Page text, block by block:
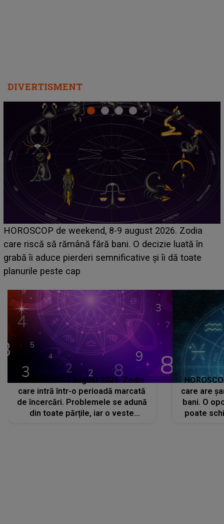
DIVERTISMENT
Emanuel a ținut ACEST DETALIU ASCUNS până
acum! În fața Alexandrei, concurentul din Casa Iubirii
face o MĂRTURISIRE NEAȘTEPTATĂ despre mama
sa: "I-am spus și ei în față, eu nu te iubesc pentru
HOROSCOP 7 august 2026. Zodia
care intră într-o perioadă marcată
de încercări. Problemele se adună
din toate părțile, iar o veste
care are
bani. O
poate